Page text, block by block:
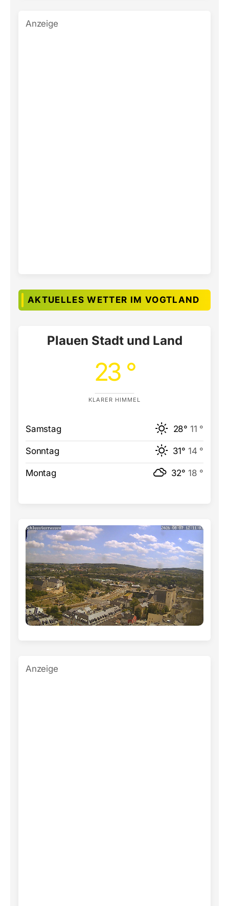
Anzeige
AKTUELLES WETTER IM VOGTLAND
Plauen Stadt und Land
23 °
KLARER HIMMEL
Samstag 28° 11 °
Sonntag 31° 14 °
Montag 32° 18 °
Anzeige